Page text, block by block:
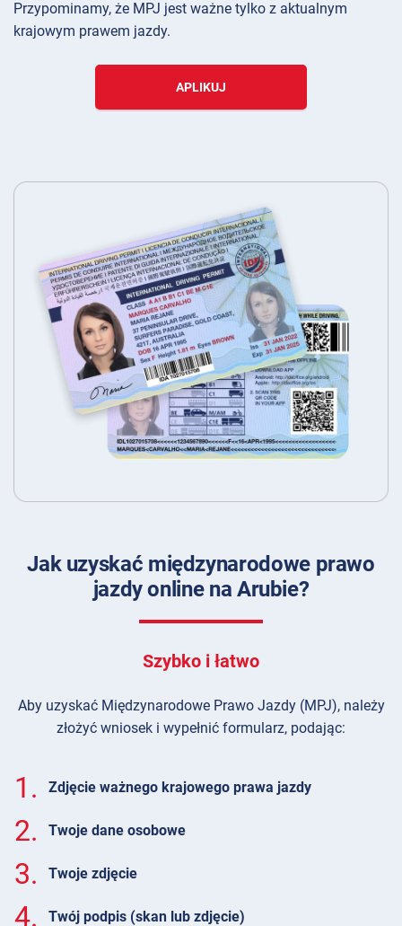
Przypominamy, że MPJ jest ważne tylko z aktualnym
krajowym prawem jazdy.
APLIKUJ
Jak uzyskać międzynarodowe prawo
jazdy online na Arubie?
Szybko i łatwo
Aby uzyskać Międzynarodowe Prawo Jazdy (MPJ), należy
złożyć wniosek i wypełnić formularz, podając:
1. Zdjęcie ważnego krajowego prawa jazdy
2. Twoje dane osobowe
3. Twoje zdjęcie
4. Twój podpis (skan lub zdjęcie)